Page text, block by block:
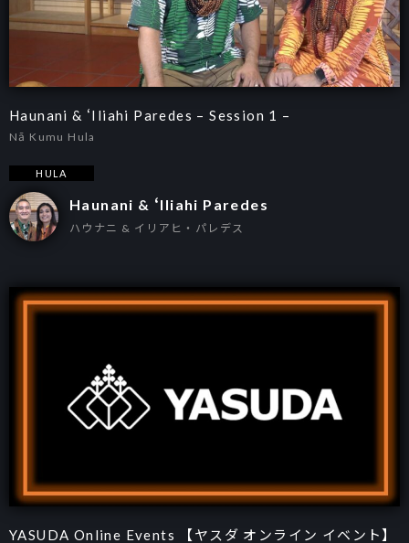
Haunani & ʻIliahi Paredes – Session 1 –
Nā Kumu Hula
HULA
Haunani & ʻIliahi Paredes
ハウナニ & イリアヒ・パレデス
YASUDA Online Events 【ヤスダ オンライン イベント】